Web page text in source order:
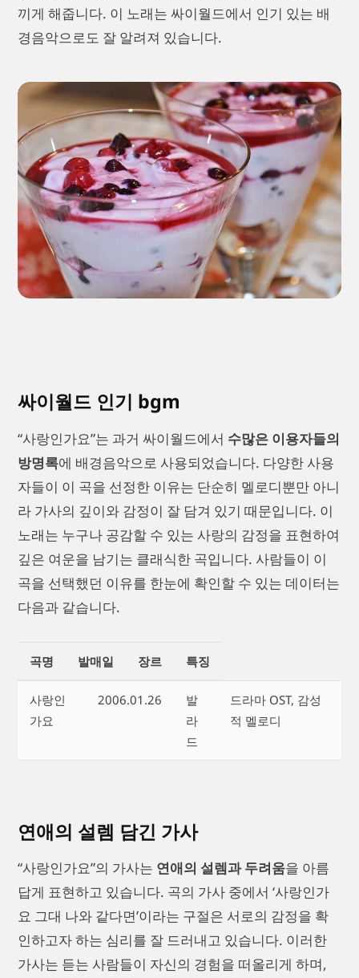
끼게 해줍니다. 이 노래는 싸이월드에서 인기 있는 배
경음악으로도 잘 알려져 있습니다.
싸이월드 인기 bgm
“사랑인가요”는 과거 싸이월드에서 수많은 이용자들의
방명록에 배경음악으로 사용되었습니다. 다양한 사용
자들이 이 곡을 선정한 이유는 단순히 멜로디뿐만 아니
라 가사의 깊이와 감정이 잘 담겨 있기 때문입니다. 이
노래는 누구나 공감할 수 있는 사랑의 감정을 표현하여
깊은 여운을 남기는 클래식한 곡입니다. 사람들이 이
곡을 선택했던 이유를 한눈에 확인할 수 있는 데이터는
다음과 같습니다.
곡명 발매일 장르 특징
사랑인
가요
2006.01.26
발
라
드
드라마 OST, 감성
적 멜로디
연애의 설렘 담긴 가사
“사랑인가요”의 가사는 연애의 설렘과 두려움을 아름
답게 표현하고 있습니다. 곡의 가사 중에서 ‘사랑인가
요 그대 나와 같다면’이라는 구절은 서로의 감정을 확
인하고자 하는 심리를 잘 드러내고 있습니다. 이러한
가사는 듣는 사람들이 자신의 경험을 떠올리게 하며,